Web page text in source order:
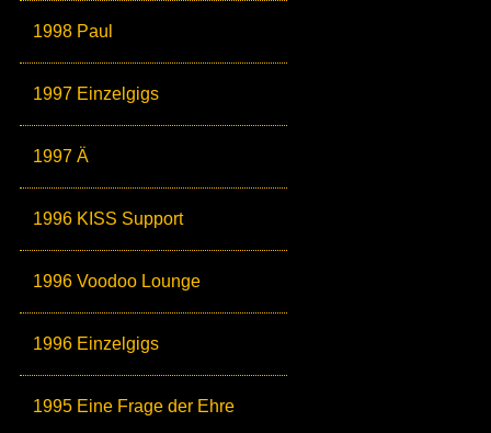
1998 Paul
1997 Einzelgigs
1997 Ä
1996 KISS Support
1996 Voodoo Lounge
1996 Einzelgigs
1995 Eine Frage der Ehre